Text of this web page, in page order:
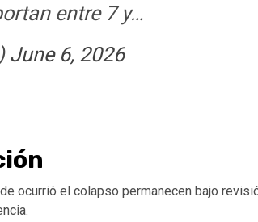
entre 7 y…
June 6, 2026
ocurrió el colapso permanecen bajo